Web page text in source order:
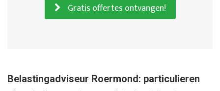
Gratis offertes ontvangen!
Belastingadviseur Roermond: particulieren